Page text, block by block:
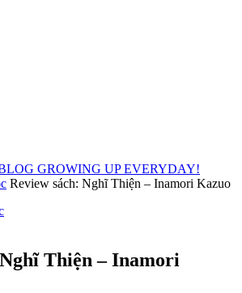
GROWING UP EVERYDAY!
Review sách: Nghĩ Thiện – Inamori Kazuo
Thiện – Inamori